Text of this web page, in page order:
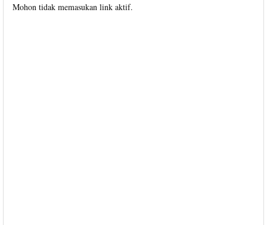
Mohon tidak memasukan link aktif.